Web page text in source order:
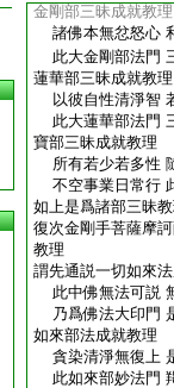
金剛部三昧成就教理
諸佛本無忿怒心
此大金剛部法門
蓮華部三昧成就教理
以彼自性清淨智
此大蓮華部法門
寶部三昧成就教理
所有若少若多性
不空事業日常行
如上是爲諸部三昧
復次金剛手菩薩摩
教理
謂先通説一切如來
此中佛無法可説
乃爲佛法大印門
如來部法成就教理
貪染清淨無復上
此如來部妙法門